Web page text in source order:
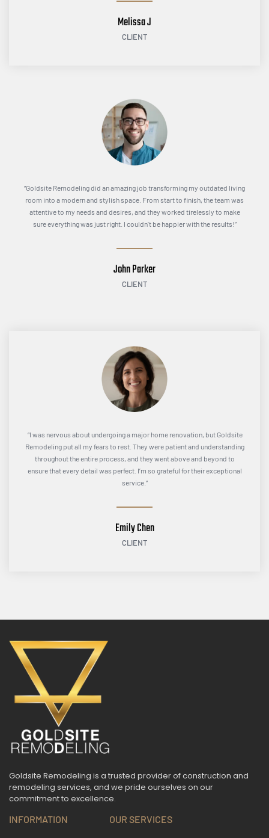
Melissa J
CLIENT
“Goldsite Remodeling did an amazing job transforming my outdated living
room into a modern and stylish space. From start to finish, the team was
attentive to my needs and desires, and they worked tirelessly to make
sure everything was just right. I couldn’t be happier with the results!”
John Parker
CLIENT
“I was nervous about undergoing a major home renovation, but Goldsite
Remodeling put all my fears to rest. They were patient and understanding
throughout the entire process, and they went above and beyond to
ensure that every detail was perfect. I’m so grateful for their exceptional
service.”
Emily Chen
CLIENT
Goldsite Remodeling is a trusted provider of construction and
remodeling services, and we pride ourselves on our
commitment to excellence.
INFORMATION
OUR SERVICES